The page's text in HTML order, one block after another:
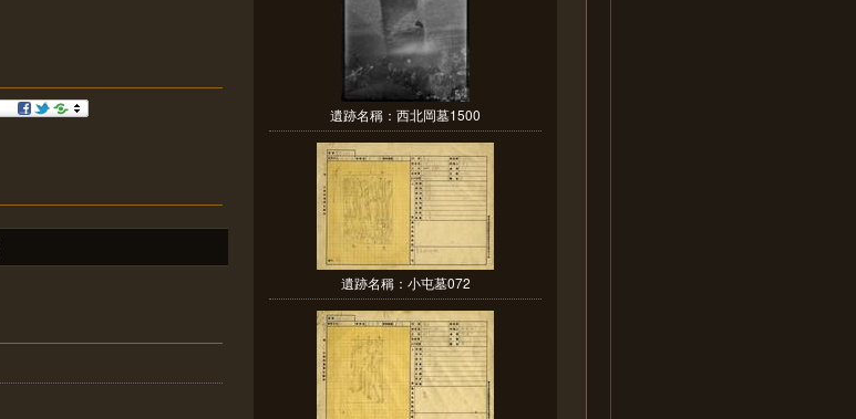
遺跡名稱：西北岡墓1500
遺跡名稱：小屯墓072